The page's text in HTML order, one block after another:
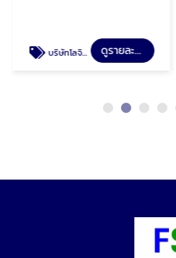
บริษัทโลจิสติกส์ ลาดกระบัง กรุงเทพ ดูรายละเอียด